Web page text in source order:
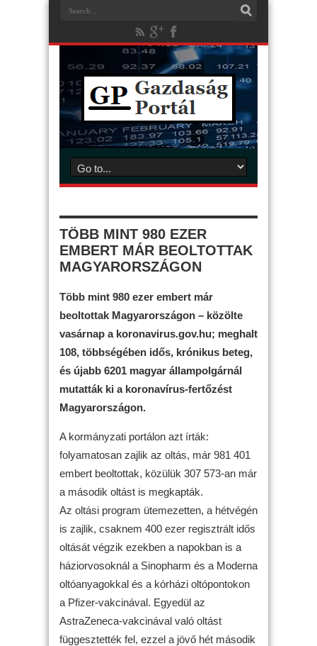
TÖBB MINT 980 EZER
EMBERT MÁR BEOLTOTTAK
MAGYARORSZÁGON
Több mint 980 ezer embert már
beoltottak Magyarországon – közölte
vasárnap a koronavirus.gov.hu; meghalt
108, többségében idős, krónikus beteg,
és újabb 6201 magyar állampolgárnál
mutatták ki a koronavírus-fertőzést
Magyarországon.
A kormányzati portálon azt írták:
folyamatosan zajlik az oltás, már 981 401
embert beoltottak, közülük 307 573-an már
a második oltást is megkapták.
Az oltási program ütemezetten, a hétvégén
is zajlik, csaknem 400 ezer regisztrált idős
oltását végzik ezekben a napokban is a
háziorvosoknál a Sinopharm és a Moderna
oltóanyagokkal és a kórházi oltópontokon
a Pfizer-vakcinával. Egyedül az
AstraZeneca-vakcinával való oltást
függesztették fel, ezzel a jövő hét második